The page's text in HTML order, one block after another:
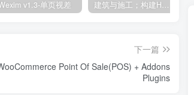
v1.3-单页视差 建筑与施工；构建HTML模板
下一篇
Point Of Sale(POS) + Addons
Plugins